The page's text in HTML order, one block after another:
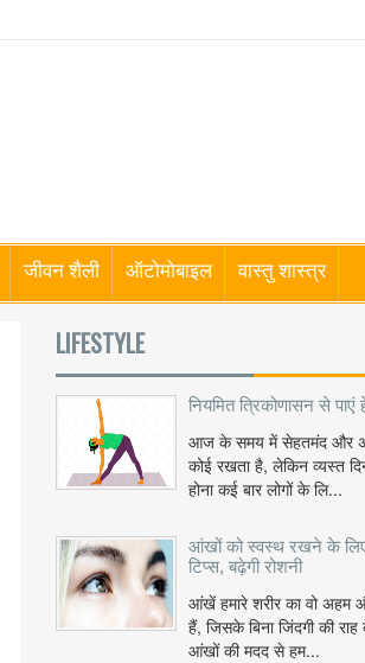
जीवन शैली ऑटोमोबाइल वास्तु शास्त्र
LIFESTYLE
नियमित त्रिकोणासन से पाएं
आज के समय में सेहतमंद और
कोई रखता है, लेकिन व्यस्त
होना कई बार लोगों के लि...
आंखों को स्वस्थ रखने के
टिप्स, बढ़ेगी रोशनी
आंखें हमारे शरीर का वो अहम
हैं, जिसके बिना जिंदगी की
आंखों की मदद से हम...